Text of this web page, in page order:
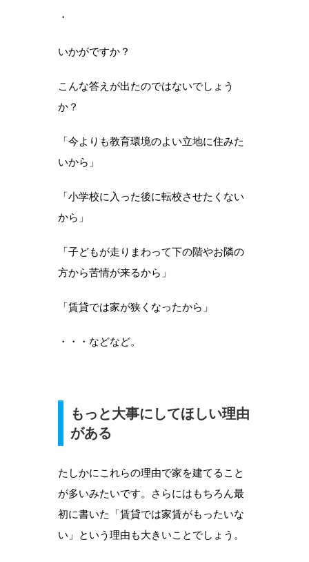
・
いかがですか？
こんな答えが出たのではないでしょう
か？
「今よりも教育環境のよい立地に住みた
いから」
「小学校に入った後に転校させたくない
から」
「子どもが走りまわって下の階やお隣の
方から苦情が来るから」
「賃貸では家が狭くなったから」
・・・などなど。
もっと大事にしてほしい理由
がある
たしかにこれらの理由で家を建てること
が多いみたいです。さらにはもちろん最
初に書いた「賃貸では家賃がもったいな
い」という理由も大きいことでしょう。